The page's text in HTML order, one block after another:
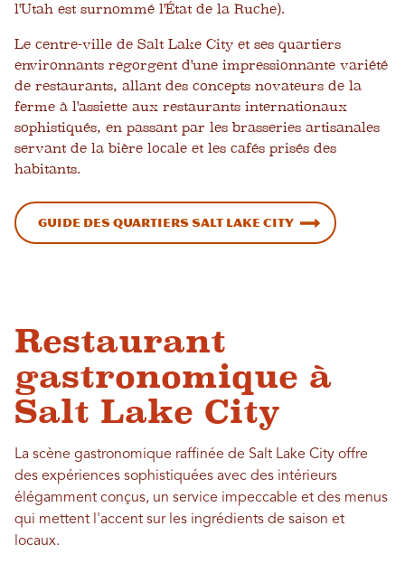
l'Utah est surnommé l'État de la Ruche).
Le centre-ville de Salt Lake City et ses quartiers
environnants regorgent d'une impressionnante variété
de restaurants, allant des concepts novateurs de la
ferme à l'assiette aux restaurants internationaux
sophistiqués, en passant par les brasseries artisanales
servant de la bière locale et les cafés prisés des
habitants.
Guide des quartiers Salt Lake City
Restaurant
gastronomique à
Salt Lake City
La scène gastronomique raffinée de Salt Lake City offre
des expériences sophistiquées avec des intérieurs
élégamment conçus, un service impeccable et des menus
qui mettent l'accent sur les ingrédients de saison et
locaux.